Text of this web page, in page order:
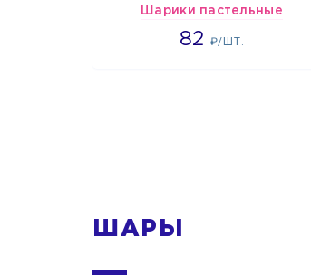
Шарики пастельные
82 ₽/ШТ.
2192
ШАРЫ